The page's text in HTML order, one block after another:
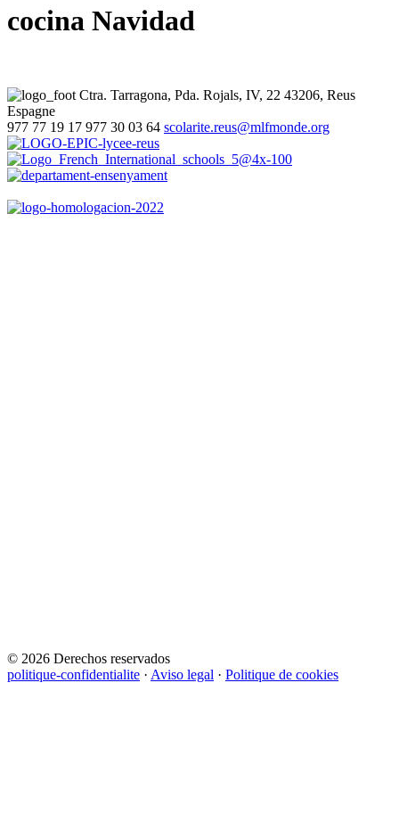
cocina Navidad
Ctra. Tarragona, Pda. Rojals, IV, 22 43206, Reus
Espagne
977 77 19 17 977 30 03 64 scolarite.reus@mlfmonde.org
© 2026 Derechos reservados
politique-confidentialite · Aviso legal · Politique de cookies